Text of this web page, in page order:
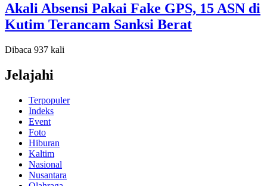
Akali Absensi Pakai Fake GPS, 15 ASN di
Kutim Terancam Sanksi Berat
Dibaca 937 kali
Jelajahi
Terpopuler
Indeks
Event
Foto
Hiburan
Kaltim
Nasional
Nusantara